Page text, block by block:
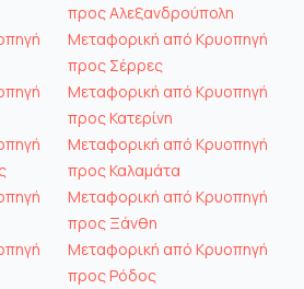
προς Αλεξανδρούπολη
Μεταφορική από Κρυοπηγή
προς Σέρρες
Μεταφορική από Κρυοπηγή
προς Κατερίνη
Μεταφορική από Κρυοπηγή
προς Καλαμάτα
Μεταφορική από Κρυοπηγή
προς Ξάνθη
Μεταφορική από Κρυοπηγή
προς Ρόδος